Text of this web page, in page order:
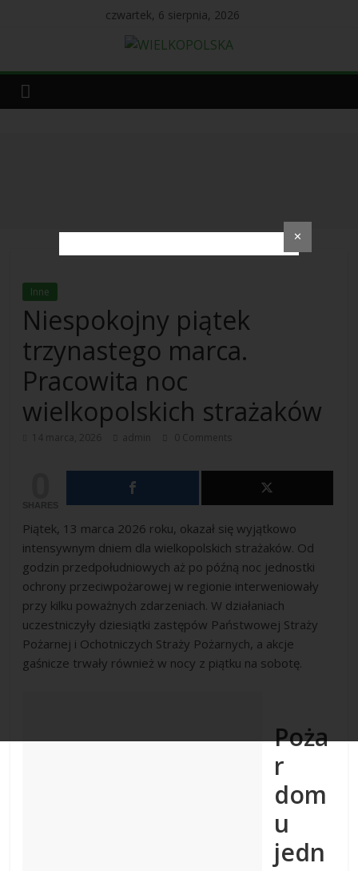
czwartek, 6 sierpnia, 2026
Inne
Niespokojny piątek
trzynastego marca.
Pracowita noc
wielkopolskich strażaków
14 marca, 2026 admin 0 Comments
SHARES
Piątek, 13 marca 2026 roku, okazał się wyjątkowo
intensywnym dniem dla wielkopolskich strażaków. Od
godzin przedpołudniowych aż po późną noc jednostki
ochrony przeciwpożarowej w regionie interweniowały
przy kilku poważnych zdarzeniach. W działaniach
uczestniczyły dziesiątki zastępów Państwowej Straży
Pożarnej i Ochotniczych Straży Pożarnych, a akcje
gaśnicze trwały również w nocy z piątku na sobotę.
Poża
r
dom
u
jedn
✕